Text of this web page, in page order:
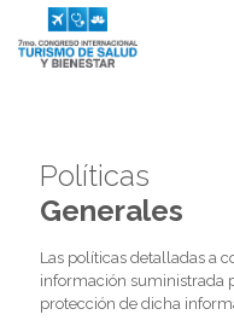
Políticas
Generales
Las políticas detalladas a
información suministrada
protección de dicha